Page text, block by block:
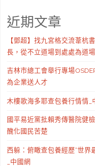
近期文章
【鄧超】找九宮格交流葦杭
長，從不立道場到處處為道場
吉林市總工會舉行專場
為企業送人才
木樓歌海多耶查包養行情情_
國平易近黨批賴秀傳醫院健
醜化國民苦楚
西躲：俯瞰查包養經歷“世界
_中國網